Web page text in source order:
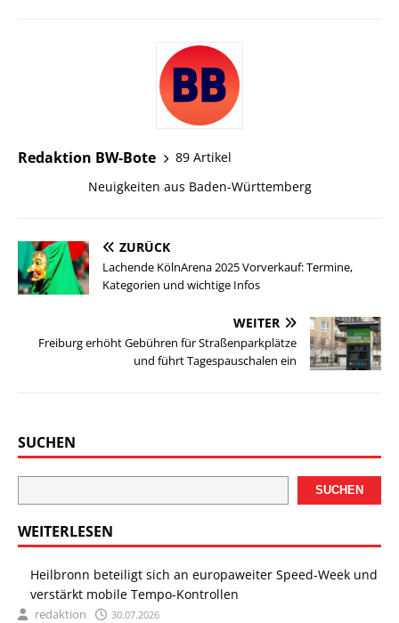
Redaktion BW-Bote
89 Artikel
Neuigkeiten aus Baden-Württemberg
ZURÜCK
Lachende KölnArena 2025 Vorverkauf: Termine,
Kategorien und wichtige Infos
WEITER
Freiburg erhöht Gebühren für Straßenparkplätze
und führt Tagespauschalen ein
SUCHEN
SUCHEN
WEITERLESEN
Heilbronn beteiligt sich an europaweiter Speed-Week und
verstärkt mobile Tempo-Kontrollen
redaktion 30.07.2026